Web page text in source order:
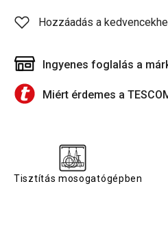
Hozzáadás a
Ingyenes foglalás a
Miért érdemes a
Tisztítás mosogatógépben